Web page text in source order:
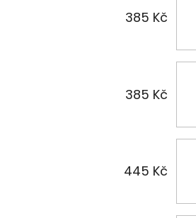
385 Kč
385 Kč
445 Kč